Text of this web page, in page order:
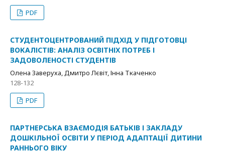
PDF
СТУДЕНТОЦЕНТРОВАНИЙ ПІДХІД У ПІДГОТОВЦІ
ВОКАЛІСТІВ: АНАЛІЗ ОСВІТНІХ ПОТРЕБ І
ЗАДОВОЛЕНОСТІ СТУДЕНТІВ
Олена Заверуха, Дмитро Лєвіт, Інна Ткаченко
128-132
PDF
ПАРТНЕРСЬКА ВЗАЄМОДІЯ БАТЬКІВ І ЗАКЛАДУ
ДОШКІЛЬНОЇ ОСВІТИ У ПЕРІОД АДАПТАЦІЇ ДИТИНИ
РАННЬОГО ВІКУ